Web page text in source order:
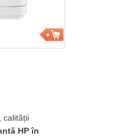
calității
HP în